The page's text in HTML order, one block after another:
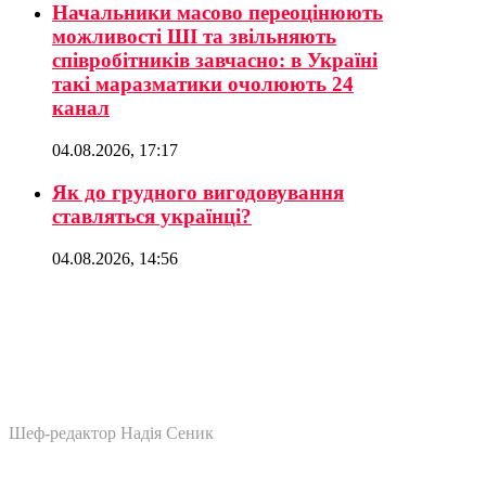
Начальники масово переоцінюють
можливості ШІ та звільняють
співробітників завчасно: в Україні
такі маразматики очолюють 24
канал
04.08.2026, 17:17
Як до грудного вигодовування
ставляться українці?
04.08.2026, 14:56
Шеф-редактор Надія Сеник